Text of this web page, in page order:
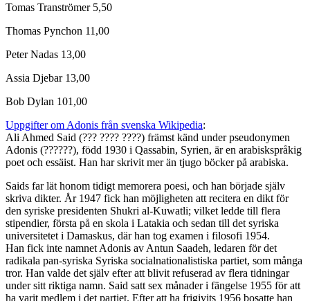
Tomas Tranströmer 5,50
Thomas Pynchon 11,00
Peter Nadas 13,00
Assia Djebar 13,00
Bob Dylan 101,00
Uppgifter om Adonis från svenska Wikipedia:
Ali Ahmed Said (??? ???? ????) främst känd under pseudonymen
Adonis (??????), född 1930 i Qassabin, Syrien, är en arabiskspråkig
poet och essäist. Han har skrivit mer än tjugo böcker på arabiska.
Saids far lät honom tidigt memorera poesi, och han började själv
skriva dikter. År 1947 fick han möjligheten att recitera en dikt för
den syriske presidenten Shukri al-Kuwatli; vilket ledde till flera
stipendier, första på en skola i Latakia och sedan till det syriska
universitetet i Damaskus, där han tog examen i filosofi 1954.
Han fick inte namnet Adonis av Antun Saadeh, ledaren för det
radikala pan-syriska Syriska socialnationalistiska partiet, som många
tror. Han valde det själv efter att blivit refuserad av flera tidningar
under sitt riktiga namn. Said satt sex månader i fängelse 1955 för att
ha varit medlem i det partiet. Efter att ha frigivits 1956 bosatte han